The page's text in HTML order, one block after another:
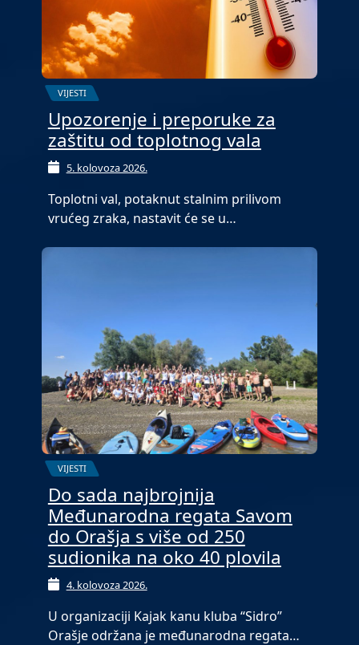
VIJESTI
Upozorenje i preporuke za
zaštitu od toplotnog vala
5. kolovoza 2026.
Toplotni val, potaknut stalnim prilivom
vrućeg zraka, nastavit će se u…
VIJESTI
Do sada najbrojnija
Međunarodna regata Savom
do Orašja s više od 250
sudionika na oko 40 plovila
4. kolovoza 2026.
U organizaciji Kajak kanu kluba “Sidro”
Orašje održana je međunarodna regata…